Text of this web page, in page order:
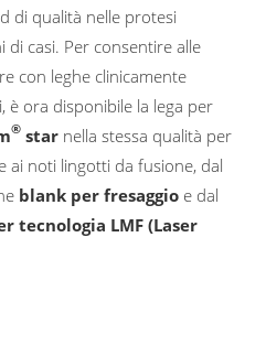
di qualità nelle protesi
casi. Per consentire alle
con leghe clinicamente
ora disponibile la lega per
® star nella stessa qualità per
ai noti lingotti da fusione, dal
blank per fresaggio e dal
tecnologia LMF (Laser